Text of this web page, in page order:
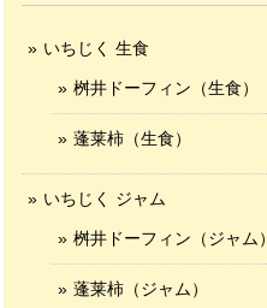
いちじく 生食
桝井ドーフィン（生食）
蓬莱柿（生食）
いちじく ジャム
桝井ドーフィン（ジャム）
蓬莱柿（ジャム）